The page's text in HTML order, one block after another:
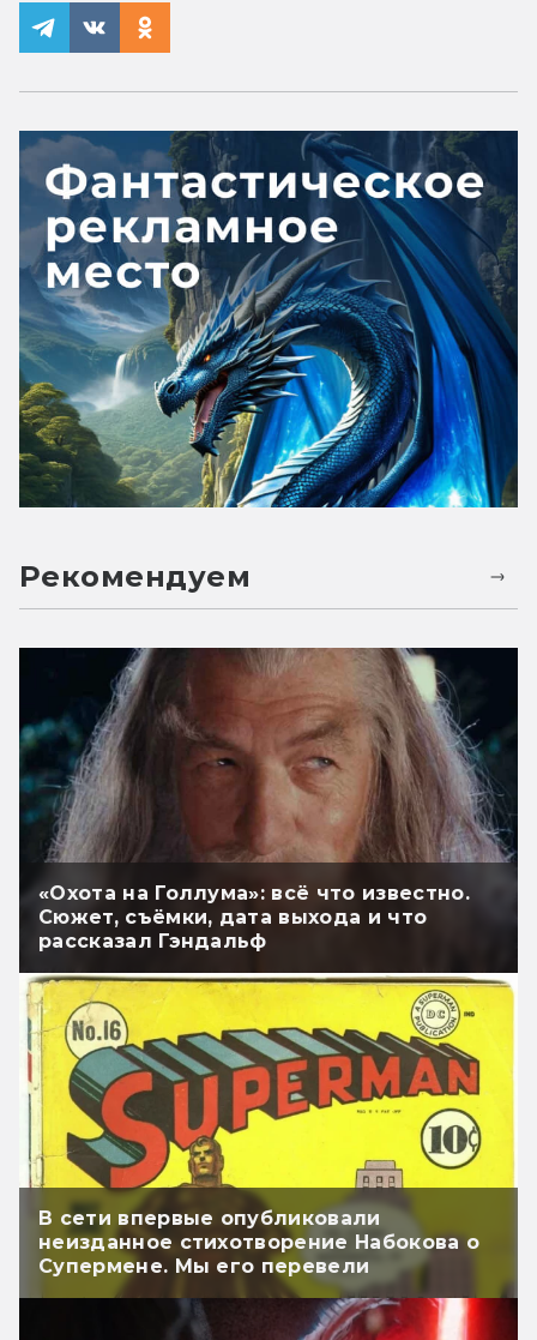
Рекомендуем
«Охота на Голлума»: всё что известно.
Сюжет, съёмки, дата выхода и что
рассказал Гэндальф
В сети впервые опубликовали
неизданное стихотворение Набокова о
Супермене. Мы его перевели